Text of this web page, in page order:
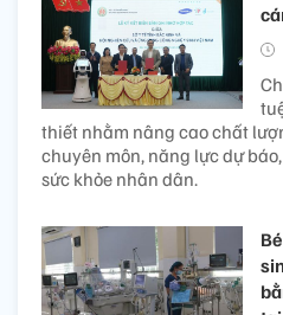
thiết nhằm nâng cao chất
chuyên môn, năng lực dự
sức khỏe nhân dân.